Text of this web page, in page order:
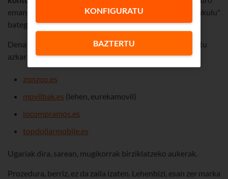
emango dizkizute, agian; piztu ere egiten ez den "tramankulu"
bategatik, berriz, 5-10 euro.
Dena dela, saldu nahi baduzu, aski duzu Googlen begiratu
azkar bat egitea. Aukera ugari azalduko zaizkizu:
zonzoo.es
movilbak.es (lehen, eurekamovil)
locompramos.es
topdollarmobile.es
Ugariak dira, sarean, mugikorrak birziklatzeko aukerak.
Prozedura, berriz, ez da zaila izaten. Lehenbizi, esan zer marka
KONFIGURATU
BAZTERTU